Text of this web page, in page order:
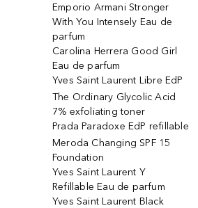
Emporio Armani Stronger
With You Intensely Eau de
parfum
Carolina Herrera Good Girl
Eau de parfum
Yves Saint Laurent Libre EdP
The Ordinary Glycolic Acid
7% exfoliating toner
Prada Paradoxe EdP refillable
Meroda Changing SPF 15
Foundation
Yves Saint Laurent Y
Refillable Eau de parfum
Yves Saint Laurent Black